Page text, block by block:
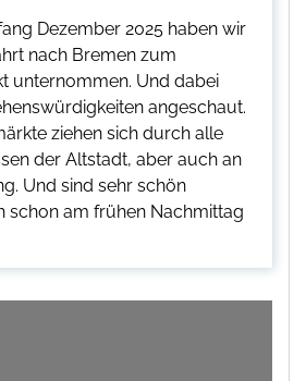
Dezember 2025 haben wir
nach Bremen zum
unternommen. Und dabei
angeschaut.
ziehen sich durch alle
der Altstadt, aber auch an
Und sind sehr schön
schon am frühen Nachmittag